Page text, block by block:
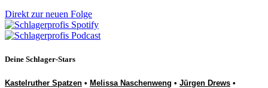
Direkt zur neuen Folge
Deine Schlager-Stars
Kastelruther Spatzen • Melissa Naschenweng • Jürgen Drews •